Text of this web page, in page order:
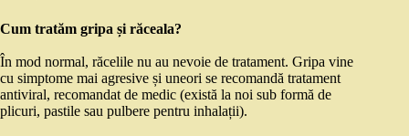
Cum tratăm gripa și răceala?
În mod normal, răcelile nu au nevoie de tratament. Gripa vine
cu simptome mai agresive și uneori se recomandă tratament
antiviral, recomandat de medic (există la noi sub formă de
plicuri, pastile sau pulbere pentru inhalații).